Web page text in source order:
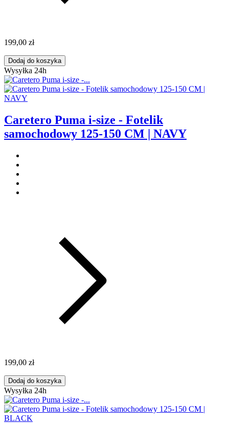
199,00 zł
Dodaj do koszyka
Wysyłka 24h
Caretero Puma i-size - Fotelik
samochodowy 125-150 CM | NAVY
199,00 zł
Dodaj do koszyka
Wysyłka 24h